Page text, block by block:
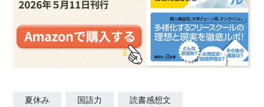
夏休み 国語力
読書感想文